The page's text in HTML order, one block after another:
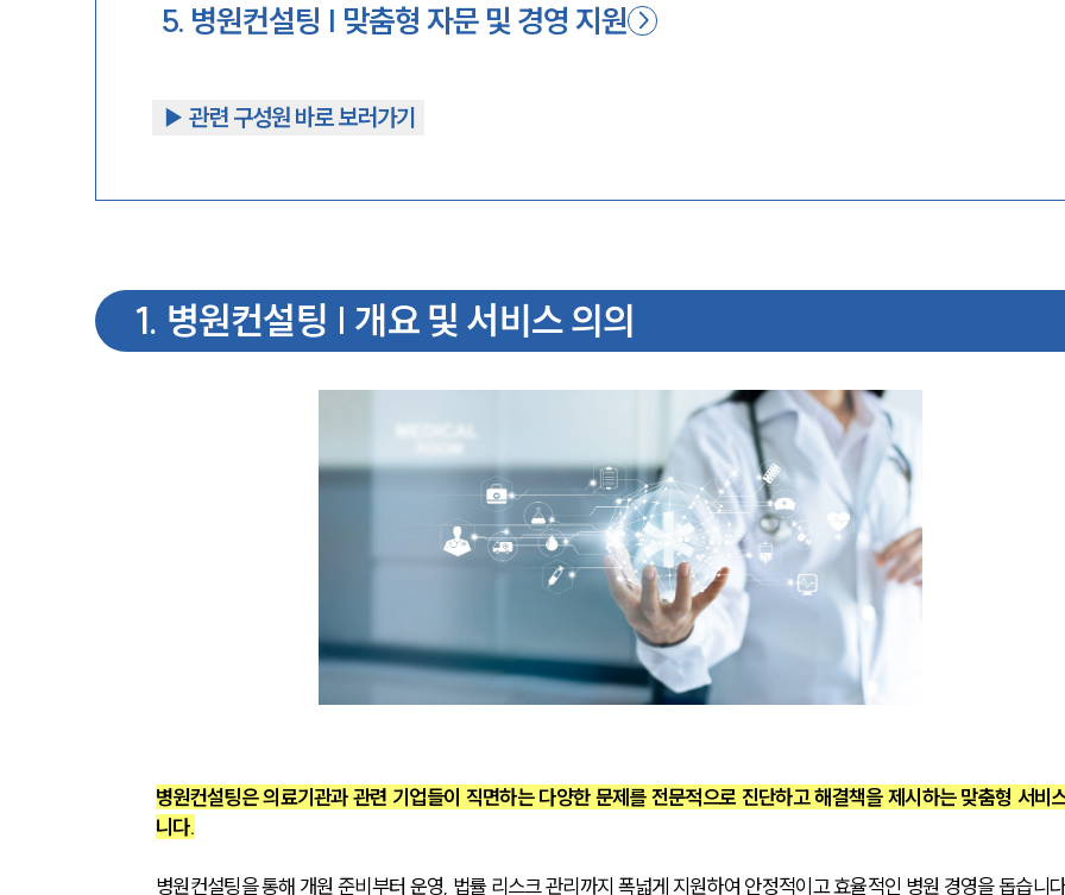
5. 병원컨설팅 | 맞춤형 자문 및 경영 지원
▶︎ 관련 구성원 바로 보러가기
1. 병원컨설팅 | 개요 및 서비스 의의
병원컨설팅은 의료기관과 관련 기업들이 직면하는 다양한 문제를 전문적으로 진단하고 해결책을 제시하는 맞춤형 서비
니다.
병원컨설팅을 통해 개원 준비부터 운영, 법률 리스크 관리까지 폭넓게 지원하여 안정적이고 효율적인 병원 경영을 돕습니